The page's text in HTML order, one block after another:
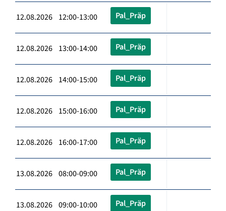
12.08.2026 12:00-13:00 Pal_Präp
12.08.2026 13:00-14:00 Pal_Präp
12.08.2026 14:00-15:00 Pal_Präp
12.08.2026 15:00-16:00 Pal_Präp
12.08.2026 16:00-17:00 Pal_Präp
13.08.2026 08:00-09:00 Pal_Präp
13.08.2026 09:00-10:00 Pal_Präp